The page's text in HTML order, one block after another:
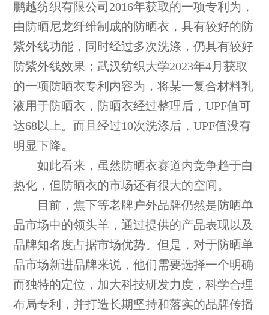
鹏越纺织有限公司2016年获取的一项专利为，
由防晒尼龙纤维制成的防晒衣，具有较好的防
紫外线功能，同时经过多次洗涤，仍具有较好
防紫外线效果；武汉纺织大学2023年4月获取
的一项防晒衣专利内容为，将某一复合材料乳
液用于防晒衣，防晒衣经过整理后，UPF值可
达68以上。而且经过10次洗涤后，UPF值没有
明显下降。
如此看来，虽然防晒衣赛道内竞争趋于白
热化，但防晒衣的市场还有很大的空间。
目前，焦下等老牌户外品牌仍然是防晒单
品市场中的领头羊，通过提供的产品表现以及
品牌知名度占据市场优势。但是，对于防晒单
品市场新进品牌来说，他们需要选择一个明确
而独特的定位，加大科技研发力度，科学合理
布局专利，并打造长期坚持和落实的品牌传播